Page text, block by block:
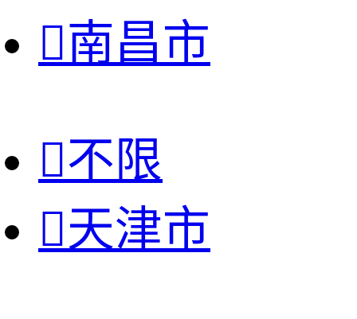
南昌市
不限
天津市